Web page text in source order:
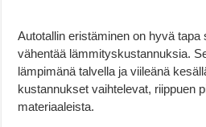
Autotallin eristäminen on hyvä tapa
vähentää lämmityskustannuksia.
lämpimänä talvella ja viileänä
kustannukset vaihtelevat, riippuen
materiaaleista.